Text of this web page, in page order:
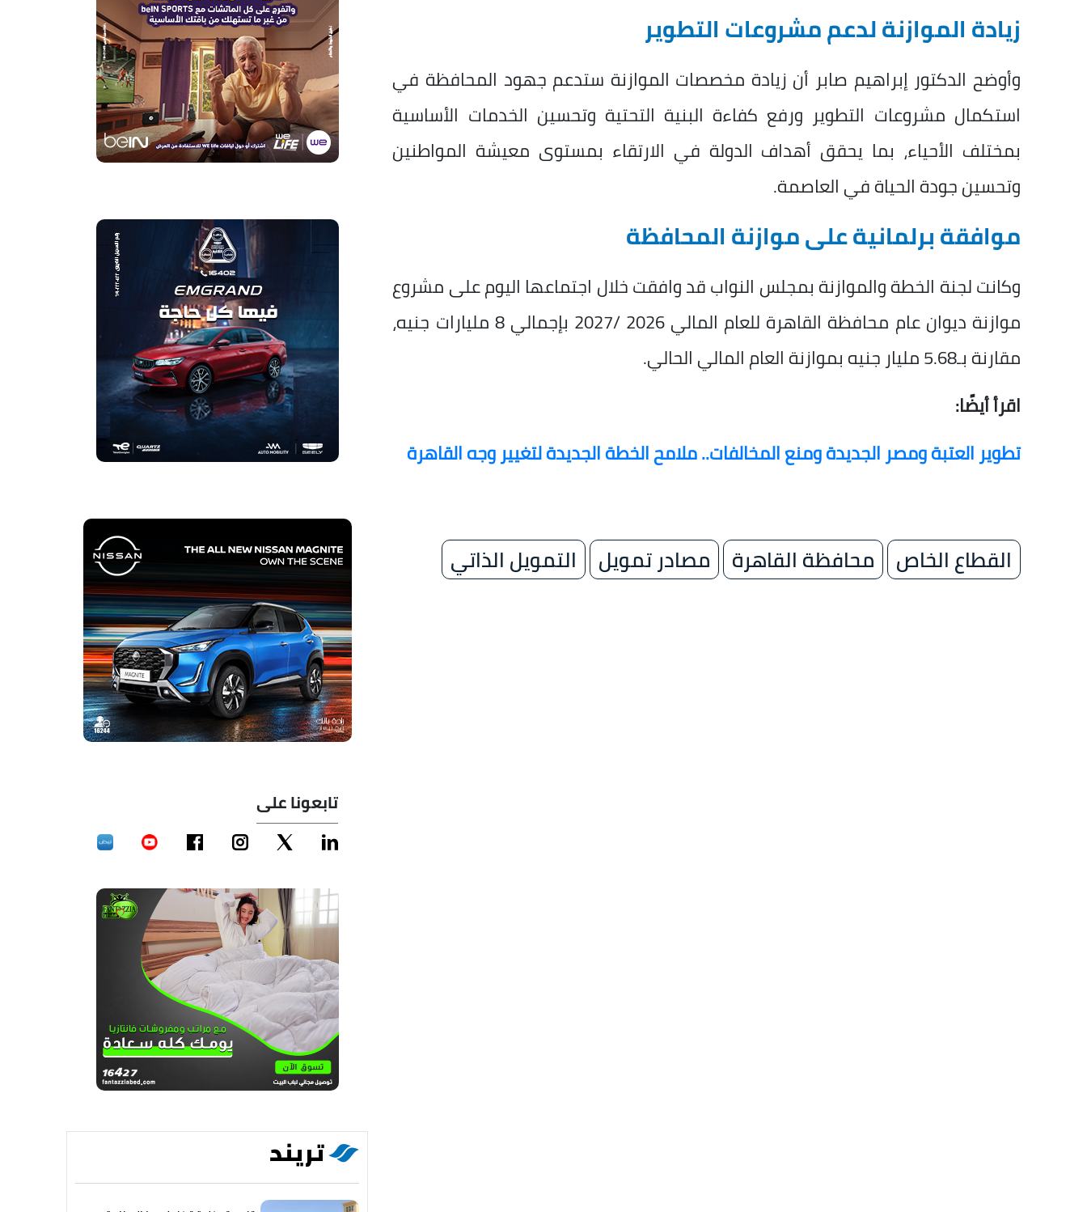
زيادة الموازنة لدعم مشروعات التطوير
وأوضح الدكتور إبراهيم صابر أن زيادة مخصصات الموازنة ستدعم جهود المحافظة في
استكمال مشروعات التطوير ورفع كفاءة البنية التحتية وتحسين الخدمات الأساسية
بمختلف الأحياء، بما يحقق أهداف الدولة في الارتقاء بمستوى معيشة المواطنين
وتحسين جودة الحياة في العاصمة.
موافقة برلمانية على موازنة المحافظة
وكانت لجنة الخطة والموازنة بمجلس النواب قد وافقت خلال اجتماعها اليوم على مشروع
موازنة ديوان عام محافظة القاهرة للعام المالي 2026 /2027 بإجمالي 8 مليارات جنيه،
مقارنة بـ5.68 مليار جنيه بموازنة العام المالي الحالي.
اقرأ أيضًا:
تطوير العتبة ومصر الجديدة ومنع المخالفات.. ملامح الخطة الجديدة لتغيير وجه القاهرة
القطاع الخاص محافظة القاهرة مصادر تمويل التمويل الذاتي
تابعونا على
تريند